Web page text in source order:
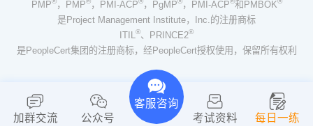
PMP ，PMP ，PMI-ACP ，PgMP ，PMI-ACP 和PMBOK
是Project Management Institute，Inc.的注册商标
ITIL®、PRINCE2®
是PeopleCert集团的注册商标，经PeopleCert授权使用，保留所有权利
加群交流 公众号
客服咨询
考试资料
每日一练